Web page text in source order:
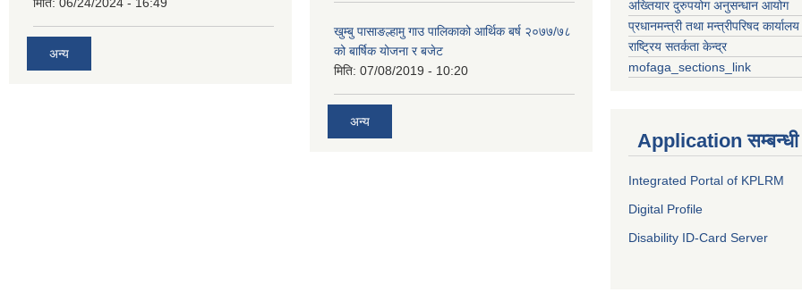
अन्य
खुम्बु पासाङल्हामु गाउ पालिकाको आर्थिक बर्ष २०७७/७८
को बार्षिक योजना र बजेट
मिति: 07/08/2019 - 10:20
अन्य
अख्तियार दुरुपयोग अनुसन्धान आयोग
प्रधानमन्त्री तथा मन्त्रीपरिषद कार्यालय
राष्ट्रिय सतर्कता केन्द्र
mofaga_sections_link
Application
Integrated Portal of KPLRM
Digital Profile
Disability ID-Card Server